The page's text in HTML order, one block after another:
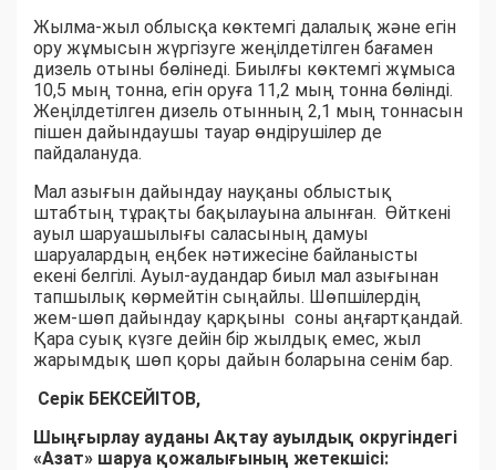
Жылма-жыл облысқа көктемгі далалық және егін
ору жұмысын жүргізуге жеңілдетілген бағамен
дизель отыны бөлінеді. Биылғы көктемгі жұмыса
10,5 мың тонна, егін оруға 11,2 мың тонна бөлінді.
Жеңілдетілген дизель отынның 2,1 мың тоннасын
пішен дайындаушы тауар өндірушілер де
пайдалануда.
Мал азығын дайындау науқаны облыстық
штабтың тұрақты бақылауына алынған. Өйткені
ауыл шаруашылығы саласының дамуы
шаруалардың еңбек нәтижесіне байланысты
екені белгілі. Ауыл-аудандар биыл мал азығынан
тапшылық көрмейтін сыңайлы. Шөпшілердің
жем-шөп дайындау қарқыны соны аңғартқандай.
Қара суық күзге дейін бір жылдық емес, жыл
жарымдық шөп қоры дайын боларына сенім бар.
Серік БЕКСЕЙІТОВ,
Шыңғырлау ауданы Ақтау ауылдық округіндегі
«Азат» шаруа қожалығының жетекшісі: